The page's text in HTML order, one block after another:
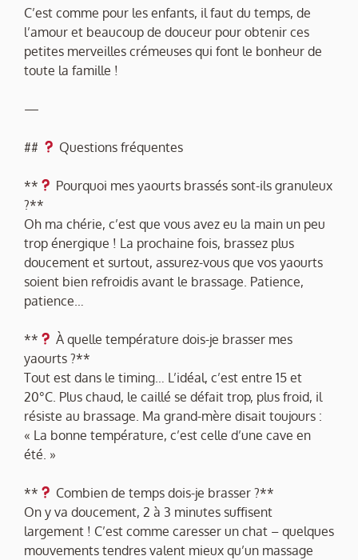
C’est comme pour les enfants, il faut du temps, de
l’amour et beaucoup de douceur pour obtenir ces
petites merveilles crémeuses qui font le bonheur de
toute la famille !
—
## Questions fréquentes
**
Pourquoi mes yaourts brassés sont-ils granuleux
?**
Oh ma chérie, c’est que vous avez eu la main un peu
trop énergique ! La prochaine fois, brassez plus
doucement et surtout, assurez-vous que vos yaourts
soient bien refroidis avant le brassage. Patience,
patience…
**
À quelle température dois-je brasser mes
yaourts ?**
Tout est dans le timing… L’idéal, c’est entre 15 et
20°C. Plus chaud, le caillé se défait trop, plus froid, il
résiste au brassage. Ma grand-mère disait toujours :
« La bonne température, c’est celle d’une cave en
été. »
**
Combien de temps dois-je brasser ?**
On y va doucement, 2 à 3 minutes suffisent
largement ! C’est comme caresser un chat – quelques
mouvements tendres valent mieux qu’un massage